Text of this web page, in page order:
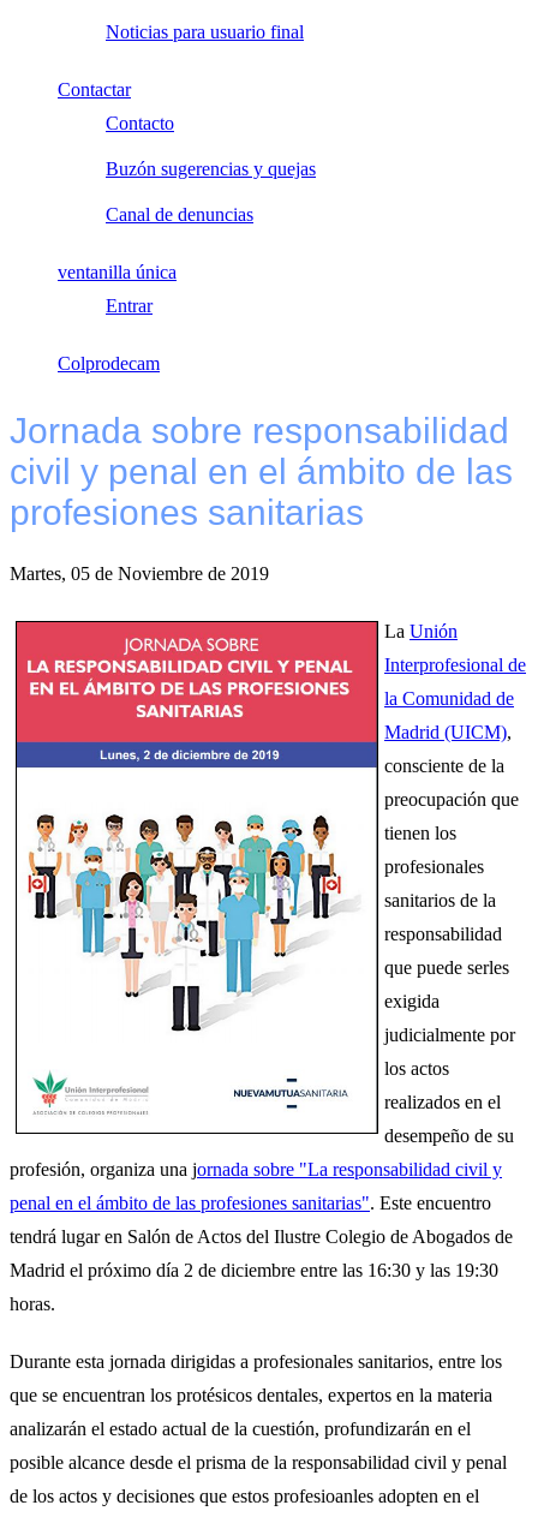
Noticias para usuario final
Contactar
Contacto
Buzón sugerencias y quejas
Canal de denuncias
ventanilla única
Entrar
Colprodecam
Jornada sobre responsabilidad
civil y penal en el ámbito de las
profesiones sanitarias
Martes, 05 de Noviembre de 2019
La Unión
Interprofesional de
la Comunidad de
Madrid (UICM),
consciente de la
preocupación que
tienen los
profesionales
sanitarios de la
responsabilidad
que puede serles
exigida
judicialmente por
los actos
realizados en el
desempeño de su
profesión, organiza una jornada sobre "La responsabilidad civil y
penal en el ámbito de las profesiones sanitarias". Este encuentro
tendrá lugar en Salón de Actos del Ilustre Colegio de Abogados de
Madrid el próximo día 2 de diciembre entre las 16:30 y las 19:30
horas.
Durante esta jornada dirigidas a profesionales sanitarios, entre los
que se encuentran los protésicos dentales, expertos en la materia
analizarán el estado actual de la cuestión, profundizarán en el
posible alcance desde el prisma de la responsabilidad civil y penal
de los actos y decisiones que estos profesioanles adopten en el